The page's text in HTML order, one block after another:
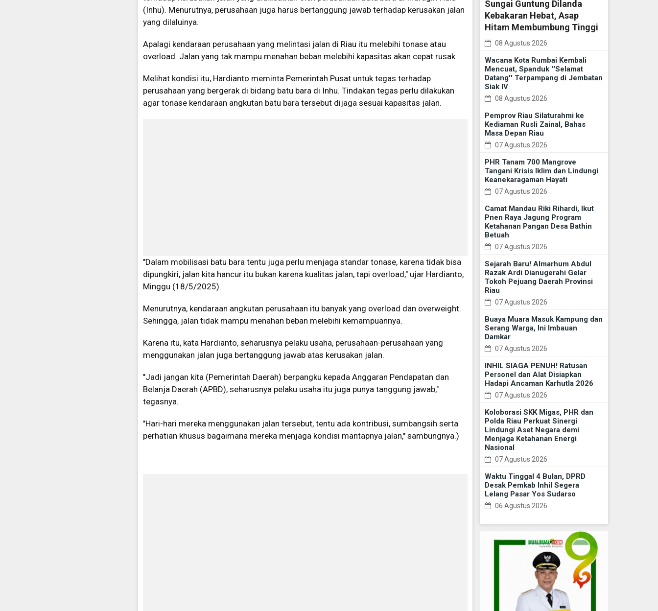
(Inhu). Menurutnya, perusahaan juga harus bertanggung jawab terhadap kerusakan jalan
yang dilaluinya.
Apalagi kendaraan perusahaan yang melintasi jalan di Riau itu melebihi tonase atau
overload. Jalan yang tak mampu menahan beban melebihi kapasitas akan cepat rusak.
Melihat kondisi itu, Hardianto meminta Pemerintah Pusat untuk tegas terhadap
perusahaan yang bergerak di bidang batu bara di Inhu. Tindakan tegas perlu dilakukan
agar tonase kendaraan angkutan batu bara tersebut dijaga sesuai kapasitas jalan.
"Dalam mobilisasi batu bara tentu juga perlu menjaga standar tonase, karena tidak bisa
dipungkiri, jalan kita hancur itu bukan karena kualitas jalan, tapi overload," ujar Hardianto,
Minggu (18/5/2025).
Menurutnya, kendaraan angkutan perusahaan itu banyak yang overload dan overweight.
Sehingga, jalan tidak mampu menahan beban melebihi kemampuannya.
Karena itu, kata Hardianto, seharusnya pelaku usaha, perusahaan-perusahaan yang
menggunakan jalan juga bertanggung jawab atas kerusakan jalan.
"Jadi jangan kita (Pemerintah Daerah) berpangku kepada Anggaran Pendapatan dan
Belanja Daerah (APBD), seharusnya pelaku usaha itu juga punya tanggung jawab,"
tegasnya.
"Hari-hari mereka menggunakan jalan tersebut, tentu ada kontribusi, sumbangsih serta
perhatian khusus bagaimana mereka menjaga kondisi mantapnya jalan," sambungnya.)
Sungai Guntung Dilanda
Kebakaran Hebat, Asap
Hitam Membumbung Tinggi
08 Agustus 2026
Wacana Kota Rumbai Kembali
Mencuat, Spanduk ''Selamat
Datang'' Terpampang di Jembatan
Siak IV
08 Agustus 2026
Pemprov Riau Silaturahmi ke
Kediaman Rusli Zainal, Bahas
Masa Depan Riau
07 Agustus 2026
PHR Tanam 700 Mangrove
Tangani Krisis Iklim dan Lindungi
Keanekaragaman Hayati
07 Agustus 2026
Camat Mandau Riki Rihardi, Ikut
Pnen Raya Jagung Program
Ketahanan Pangan Desa Bathin
Betuah
07 Agustus 2026
Sejarah Baru! Almarhum Abdul
Razak Ardi Dianugerahi Gelar
Tokoh Pejuang Daerah Provinsi
Riau
07 Agustus 2026
Buaya Muara Masuk Kampung dan
Serang Warga, Ini Imbauan
Damkar
07 Agustus 2026
INHIL SIAGA PENUH! Ratusan
Personel dan Alat Disiapkan
Hadapi Ancaman Karhutla 2026
07 Agustus 2026
Koloborasi SKK Migas, PHR dan
Polda Riau Perkuat Sinergi
Lindungi Aset Negara demi
Menjaga Ketahanan Energi
Nasional
07 Agustus 2026
Waktu Tinggal 4 Bulan, DPRD
Desak Pemkab Inhil Segera
Lelang Pasar Yos Sudarso
06 Agustus 2026